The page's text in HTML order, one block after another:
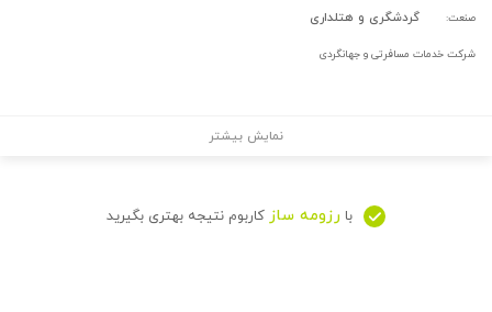
صنعت: گردشگری و هتلداری
شرکت خدمات مسافرتی و جهانگردی
نمایش بیشتر
با رزومه ساز کاربوم نتیجه بهتری بگیرید